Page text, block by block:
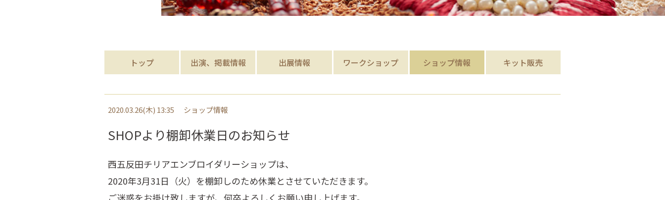
トップ 出演、掲載情報 出展情報 ワークショップ ショップ情報 キット販売
2020.03.26(木) 13:35 ショップ情報
SHOPより棚卸休業日のお知らせ
西五反田チリアエンブロイダリーショップは、
2020年3月31日（火）を棚卸しのため休業とさせていただきます。